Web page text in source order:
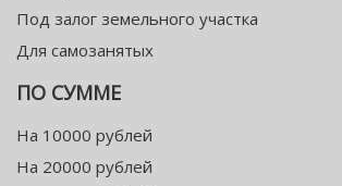
Под залог земельного участка
Для самозанятых
ПО СУММЕ
На 10000 рублей
На 20000 рублей